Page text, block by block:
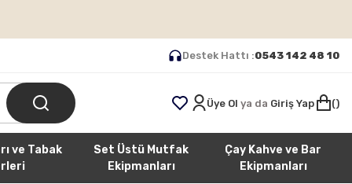
Destek Hattı :0543 142 48 10
Üye Ol ya da Giriş Yap
ve Tabak
Set Üstü Mutfak
Ekipmanları
Çay Kahve ve Bar
Ekipmanları